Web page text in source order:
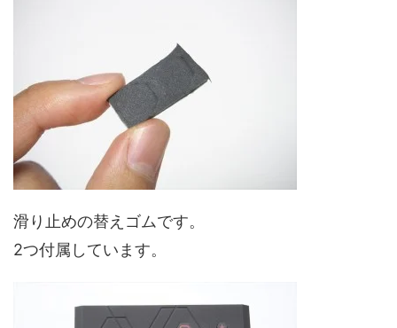
滑り止めの替えゴムです。
2つ付属しています。